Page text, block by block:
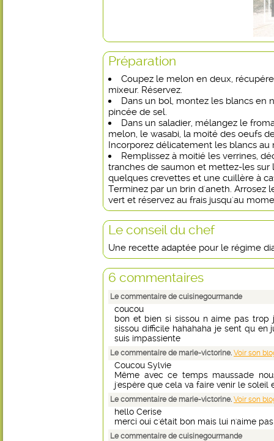
Préparation
Coupez le melon en deux,
mixeur. Réservez.
Dans un bol, montez les blancs en
pincée de sel.
Dans un saladier, mélangez le
melon, le wasabi, la moité des oeufs
Incorporez délicatement les blancs
Remplissez à moitié les verrines,
tranches de saumon et mettez-les sur
quelques crevettes et une cuillère à
Terminez par un brin d'aneth. Arrosez
vert et réservez au frais jusqu'au
Le conseil du chef
Une recette adaptée pour le régime
6 commentaires
Le commentaire de cuisinegourmande
coucou
bon et bien si sissou n aime pas trop
sissou difficile hahahaha je sent qu
suis impassiente
Le commentaire de marie-victorine. Voir son
Coucou Sylvie
Même avec ce temps maussade
j'espère que cela va faire venir le soleil
Le commentaire de marie-victorine. Voir son
hello Cerise
merci oui c'était bon mais lui n'aime
Le commentaire de cuisinegourmande